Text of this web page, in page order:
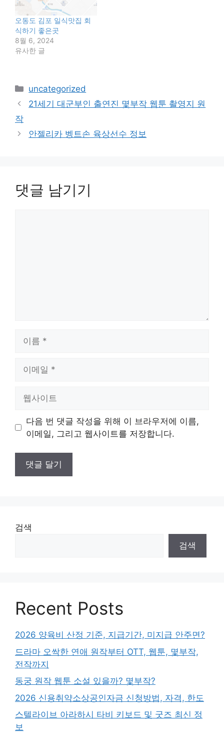
오동도 김포 일식맛집 회
식하기 좋은곳
8월 6, 2024
유사한 글
카
테
uncategorized
21세기 대군부인 출연진 몇부작 웹툰 촬영지 원
작
안젤리카 벵트손 육상선수 정보
댓글 남기기
트
다음 번 댓글 작성을 위해 이 브라우저에 이름,
이메일, 그리고 웹사이트를 저장합니다.
검색
검색
Recent Posts
2026 양육비 산정 기준, 지급기간, 미지급 안주면?
드라마 오싹한 연애 원작부터 OTT, 웹툰, 몇부작,
전작까지
동궁 원작 웹툰 소설 있을까? 몇부작?
2026 신용취약소상공인자금 신청방법, 자격, 한도
스텔라이브 아라하시 타비 키보드 및 굿즈 최신 정
보